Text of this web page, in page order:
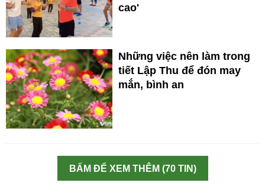
cao'
Những việc nên làm trong
tiết Lập Thu để đón may
mắn, bình an
BẤM ĐỂ XEM THÊM (70 TIN)